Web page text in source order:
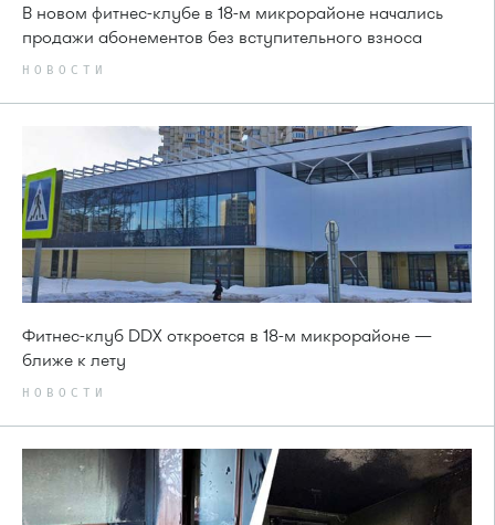
В новом фитнес-клубе в 18-м микрорайоне начались
продажи абонементов без вступительного взноса
НОВОСТИ
Фитнес-клуб DDX откроется в 18-м микрорайоне —
ближе к лету
НОВОСТИ